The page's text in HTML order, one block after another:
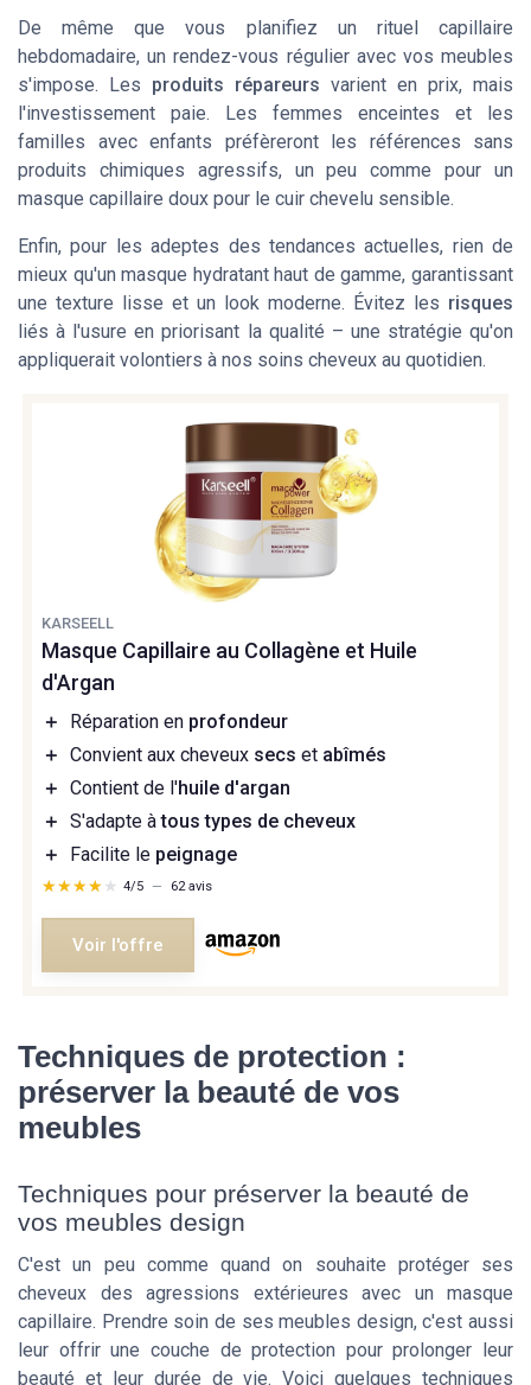
De même que vous planifiez un rituel capillaire
hebdomadaire, un rendez-vous régulier avec vos meubles
s'impose. Les produits répareurs varient en prix, mais
l'investissement paie. Les femmes enceintes et les
familles avec enfants préfèreront les références sans
produits chimiques agressifs, un peu comme pour un
masque capillaire doux pour le cuir chevelu sensible.
Enfin, pour les adeptes des tendances actuelles, rien de
mieux qu'unmasque hydratanthaut de gamme, garantissant
une texture lisse et un look moderne. Évitez les risques
liés à l'usure en priorisant la qualité – une stratégie qu'on
appliquerait volontiers à nos soins cheveux au quotidien.
KARSEELL
Masque Capillaire au Collagène et Huile
d'Argan
＋ Réparation en profondeur
＋ Convient aux cheveux secs et abîmés
＋ Contient de l'huile d'argan
＋ S'adapte àtous types de cheveux
＋
Facilite le peignage
★★★★★
★★★★★ 4/5 — 62 avis
Voir l'offre
Techniques de protection :
préserver la beauté de vos
meubles
Techniques pour préserver la beauté de
vos meubles design
C'est un peu comme quand on souhaite protéger ses
cheveux des agressions extérieures avec un masque
capillaire. Prendre soin de ses meubles design, c'est aussi
leur offrir une couche de protection pour prolonger leur
beauté et leur durée de vie. Voici quelques techniques